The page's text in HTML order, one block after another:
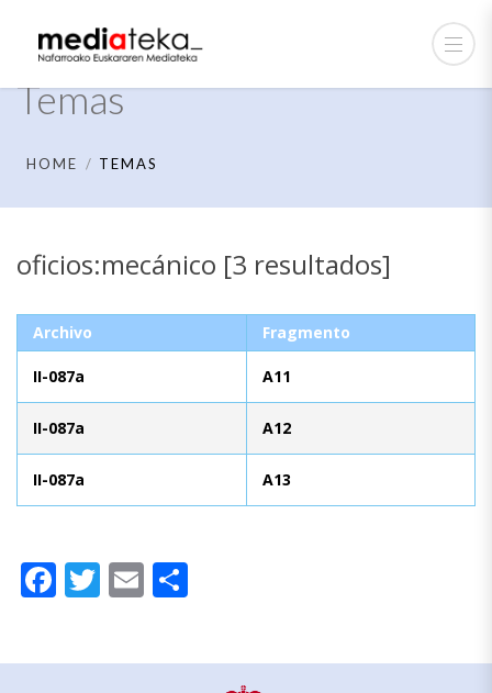
Temas
HOME TEMAS
oficios:mecánico [3 resultados]
Archivo Fragmento
II-087a A11
II-087a A12
II-087a A13
Facebook
Twitter
Email